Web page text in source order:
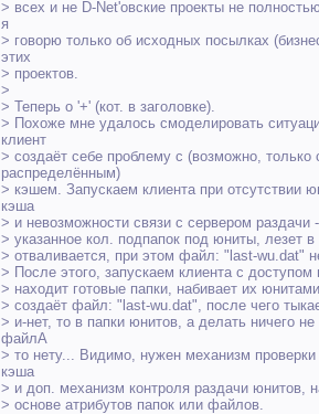
> всех и не D-Net'овские проекты не
я
> говорю только об исходных посылках
этих
> проектов.
>
> Теперь о '+' (кот. в заголовке).
> Похоже мне удалось смоделировать
клиент
> создаёт себе проблему с (возможно, только
распределённым)
> кэшем. Запускаем клиента при отсутствии
кэша
> и невозможности связи с сервером раздачи
> указанное кол. подпапок под юниты, лезет в
> отваливается, при этом файл: "last-wu.dat"
> После этого, запускаем клиента с доступом
> находит готовые папки, набивает их
> создаёт файл: "last-wu.dat", после чего
> и-нет, то в папки юнитов, а делать ничего не
файлА
> то нету... Видимо, нужен механизм проверки
кэша
> и доп. механизм контроля раздачи юнитов,
> основе атрибутов папок или файлов.